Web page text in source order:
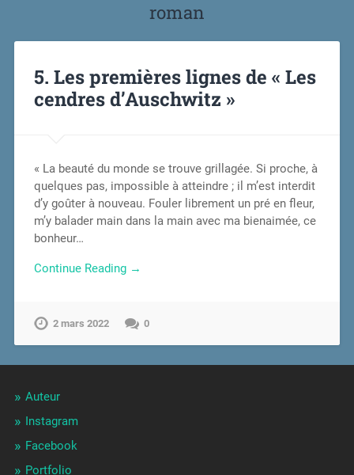
roman
5. Les premières lignes de « Les
cendres d’Auschwitz »
« La beauté du monde se trouve grillagée. Si proche, à
quelques pas, impossible à atteindre ; il m’est interdit
d’y goûter à nouveau. Fouler librement un pré en fleur,
m’y balader main dans la main avec ma bienaimée, ce
bonheur…
Continue Reading →
2 mars 2022 0
Auteur
Instagram
Facebook
Portfolio